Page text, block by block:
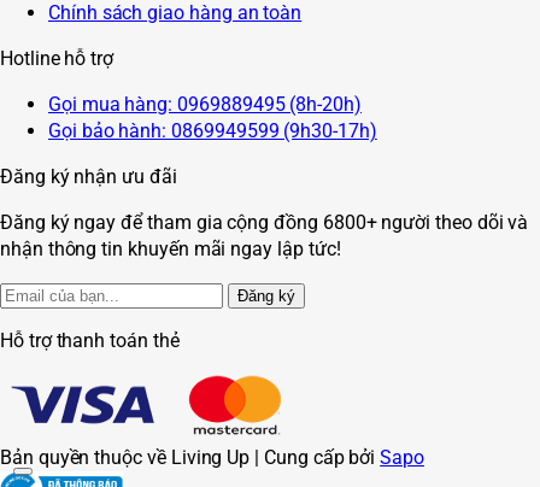
Chính sách giao hàng an toàn
Hotline hỗ trợ
Gọi mua hàng: 0969889495 (8h-20h)
Gọi bảo hành: 0869949599 (9h30-17h)
Đăng ký nhận ưu đãi
Đăng ký ngay để tham gia cộng đồng 6800+ người theo dõi và
nhận thông tin khuyến mãi ngay lập tức!
Đăng ký
Hỗ trợ thanh toán thẻ
Bản quyền thuộc về Living Up | Cung cấp bởiSapo